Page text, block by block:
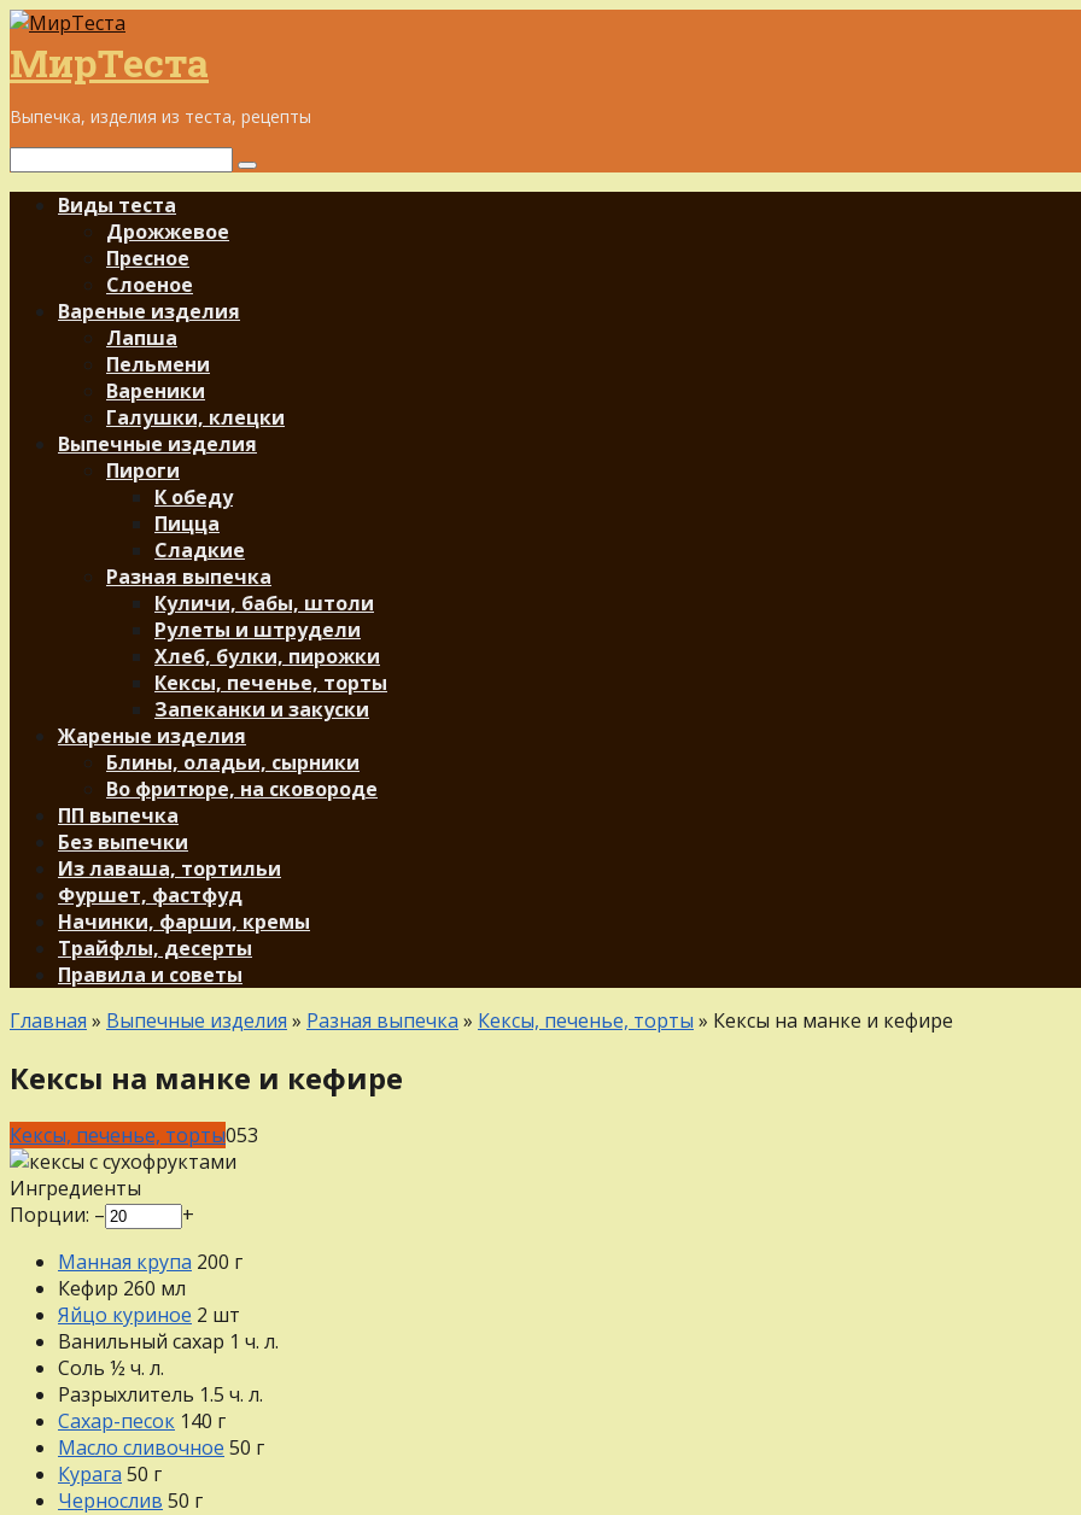
Перейти
к
контенту
МирТеста
Выпечка, изделия из теста, рецепты
Поиск:
Виды теста
Дрожжевое
Пресное
Слоеное
Вареные изделия
Лапша
Пельмени
Вареники
Галушки, клецки
Выпечные изделия
Пироги
К обеду
Пицца
Сладкие
Разная выпечка
Куличи, бабы, штоли
Рулеты и штрудели
Хлеб, булки, пирожки
Кексы, печенье, торты
Запеканки и закуски
Жареные изделия
Блины, оладьи, сырники
Во фритюре, на сковороде
ПП выпечка
Без выпечки
Из лаваша, тортильи
Фуршет, фастфуд
Начинки, фарши, кремы
Трайфлы, десерты
Правила и советы
Главная » Выпечные изделия » Разная выпечка » Кексы, печенье, торты » Кексы на манке и кефире
Кексы на манке и кефире
Кексы, печенье, торты053
Ингредиенты
Порции: –
+
Манная крупа 200 г
Кефир 260 мл
Яйцо куриное 2 шт
Ванильный сахар 1 ч. л.
Соль ½ ч. л.
Разрыхлитель 1.5 ч. л.
Сахар-песок 140 г
Масло сливочное 50 г
Курага 50 г
Чернослив 50 г